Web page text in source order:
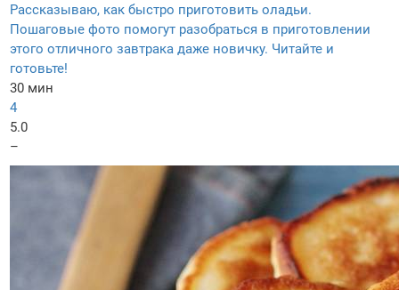
Рассказываю, как быстро приготовить оладьи.
Пошаговые фото помогут разобраться в приготовлении
этого отличного завтрака даже новичку. Читайте и
готовьте!
30 мин
4
5.0
–